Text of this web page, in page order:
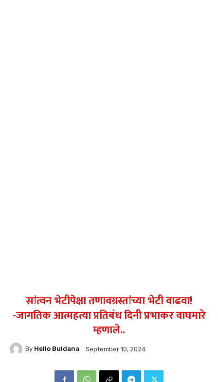
सांत्वन भेटीपेक्षा तणावग्रस्तांच्या भेटी वाढवा!
-जागतिक आत्महत्या प्रतिबंध दिनी प्रभाकर वाघमारे
म्हणाले..
By Hello Buldana September 10, 2024